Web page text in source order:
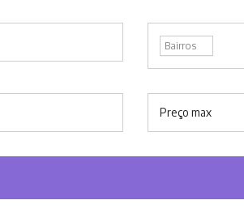
Bairros
Preço max